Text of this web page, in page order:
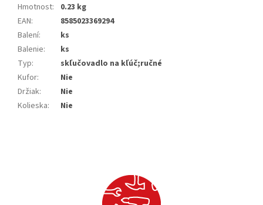
Hmotnost:
0.23 kg
EAN:
8585023369294
Balení:
ks
Balenie:
ks
Typ:
skľučovadlo na kľúč;ručné
Kufor:
Nie
Držiak:
Nie
Kolieska: Nie